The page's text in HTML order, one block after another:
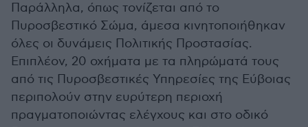
Παράλληλα, όπως τονίζεται από το
Πυροσβεστικό Σώμα, άμεσα κινητοποιήθηκαν
όλες οι δυνάμεις Πολιτικής Προστασίας.
Επιπλέον, 20 οχήματα με τα πληρώματά τους
από τις Πυροσβεστικές Υπηρεσίες της Εύβοιας
περιπολούν στην ευρύτερη περιοχή
πραγματοποιώντας ελέγχους και στο οδικό